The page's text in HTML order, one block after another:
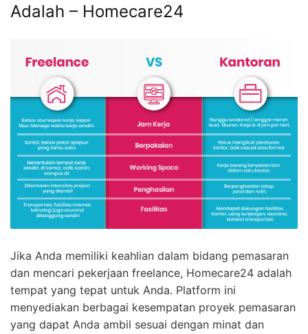
Adalah – Homecare24
Jika Anda memiliki keahlian dalam bidang pemasaran
dan mencari pekerjaan freelance, Homecare24 adalah
tempat yang tepat untuk Anda. Platform ini
menyediakan berbagai kesempatan proyek pemasaran
yang dapat Anda ambil sesuai dengan minat dan